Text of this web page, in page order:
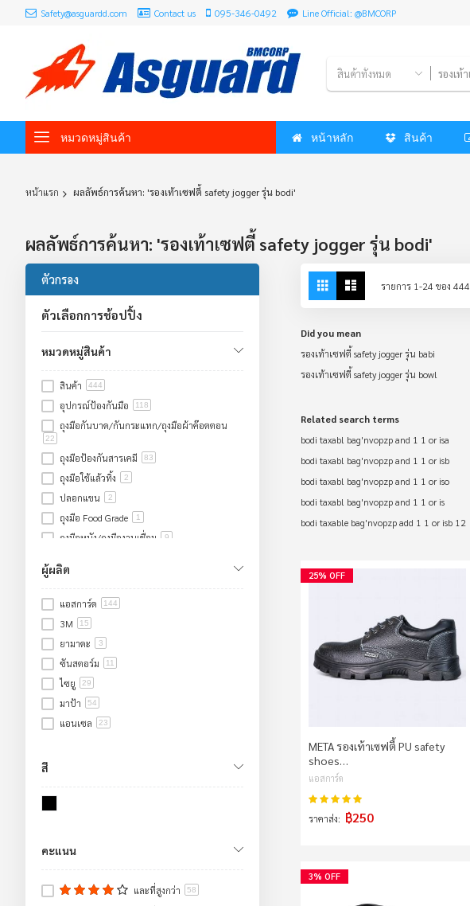
Safety@asguardd.com Contact us 095-346-0492 Line Official: @BMCORP
สินค้าทั้งหมด
หมวดหมู่สินค้า หน้าหลัก สินค้า
หน้าแรก ผลลัพธ์การค้นหา: 'รองเท้าเซฟตี้ safety jogger รุ่น bodi'
ผลลัพธ์การค้นหา: 'รองเท้าเซฟตี้ safety jogger รุ่น bodi'
View
as
Grid รายการ 1-24 ของ 444
Did you mean
รองเท้าเซฟตี้ safety jogger รุ่น babi
รองเท้าเซฟตี้ safety jogger รุ่น bowl
Related search terms
bodi taxabl bag'nvopzp and 1 1 or isa
bodi taxabl bag'nvopzp and 1 1 or isb
bodi taxabl bag'nvopzp and 1 1 or iso
bodi taxabl bag'nvopzp and 1 1 or is
bodi taxable bag'nvopzp add 1 1 or isb 12
25% OFF
META รองเท้าเซฟตี้ PU safety
shoes…
แอสการ์ด
คะแนน:
ราคาส่ง
฿250
3% OFF
ตัวกรอง
ตัวเลือกการช้อปปิ้ง
หมวดหมู่สินค้า
สินค้า 444
อุปกรณ์ป้องกันมือ 118
ถุงมือกันบาด/กันกระแทก/ถุงมือผ้าค๊อตตอน
22
ถุงมือป้องกันสารเคมี 83
ถุงมือใช้แล้วทิ้ง 2
ปลอกแขน 2
ถุงมือ Food Grade 1
ถุงมือหนัง/ถุงมืองานเชื่อม 9
อุปกรณ์ป้องกันเท้า
รองเท้าเซฟตี้ 33
รองเท้าบูทยางหัวเหล็ก
รองเท้าผ้าใบเซฟตี้
แผ่นรองเท้า 2
อุปกรณ์คลีนรูม
อุปกรณ์ป้องกันศีรษะ/ใบหน้า/หู
อุปกรณ์ป้องกันศีรษะ
ขวดใส่สารเคมี
อะไหล่อ่างล้างตา 11
ผู้ผลิต
แอสการ์ด 144
3M 15
ยามาดะ 3
ซันสตอร์ม 11
ไซยู 29
มาป้า 54
แอนเซล 23
สี
คะแนน
และที่สูงกว่า 58